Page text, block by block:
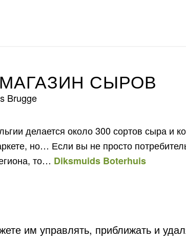
СЫРОВ
Brugge
делается около 300 сортов сыра и
но… Если вы не просто
то… Diksmuids Boterhuis
им управлять, приближать и